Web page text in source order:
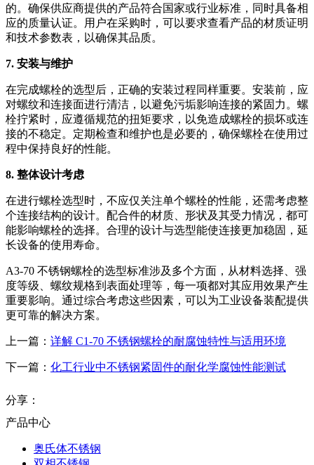
的。确保供应商提供的产品符合国家或行业标准，同时具备相
应的质量认证。用户在采购时，可以要求查看产品的材质证明
和技术参数表，以确保其品质。
7. 安装与维护
在完成螺栓的选型后，正确的安装过程同样重要。安装前，应
对螺纹和连接面进行清洁，以避免污垢影响连接的紧固力。螺
栓拧紧时，应遵循规范的扭矩要求，以免造成螺栓的损坏或连
接的不稳定。定期检查和维护也是必要的，确保螺栓在使用过
程中保持良好的性能。
8. 整体设计考虑
在进行螺栓选型时，不应仅关注单个螺栓的性能，还需考虑整
个连接结构的设计。配合件的材质、形状及其受力情况，都可
能影响螺栓的选择。合理的设计与选型能使连接更加稳固，延
长设备的使用寿命。
A3-70 不锈钢螺栓的选型标准涉及多个方面，从材料选择、强
度等级、螺纹规格到表面处理等，每一项都对其应用效果产生
重要影响。通过综合考虑这些因素，可以为工业设备装配提供
更可靠的解决方案。
上一篇： 详解 C1-70 不锈钢螺栓的耐腐蚀特性与适用环境
下一篇： 化工行业中不锈钢紧固件的耐化学腐蚀性能测试
分享：
产品中心
奥氏体不锈钢